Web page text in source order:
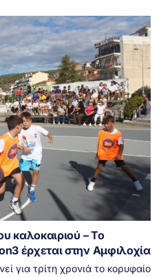
καλοκαιριού – Το
έρχεται στην Αμφιλοχία
για τρίτη χρονιά το κορυφαίο